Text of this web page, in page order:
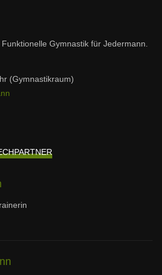
Gymnastik für Jedermann.
(Gymnastikraum)